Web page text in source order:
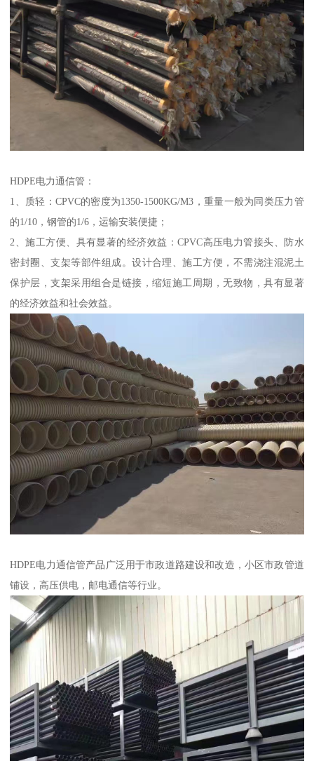
HDPE电力通信管：
1、质轻：CPVC的密度为1350-1500KG/M3，重量一般为同类压力管
的1/10，钢管的1/6，运输安装便捷；
2、施工方便、具有显著的经济效益：CPVC高压电力管接头、防水
密封圈、支架等部件组成。设计合理、施工方便，不需浇注混泥土
保护层，支架采用组合是链接，缩短施工周期，无致物，具有显著
的经济效益和社会效益。
HDPE电力通信管产品广泛用于市政道路建设和改造，小区市政管道
铺设，高压供电，邮电通信等行业。